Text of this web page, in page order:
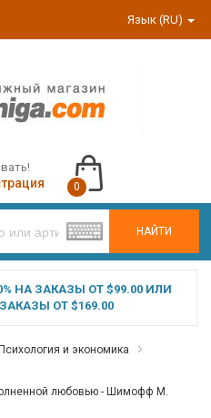
Язык (RU)
НАЙТИ
0
НА ЗАКАЗЫ ОТ $99.00 ИЛИ
ОТ $169.00
Психология и экономика
любовью - Шимофф М.